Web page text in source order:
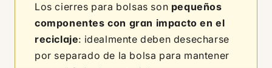
Los cierres para bolsas son pequeños
componentes con gran impacto en el
reciclaje: idealmente deben desecharse
por separado de la bolsa para mantener